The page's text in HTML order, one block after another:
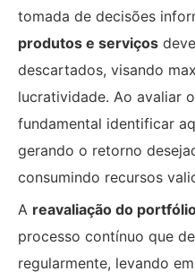
tomada de decisões
produtos e serviços
descartados, visando
lucratividade. Ao avaliar
fundamental identificar
gerando o retorno
consumindo recursos
A reavaliação do
processo contínuo que
regularmente, levando